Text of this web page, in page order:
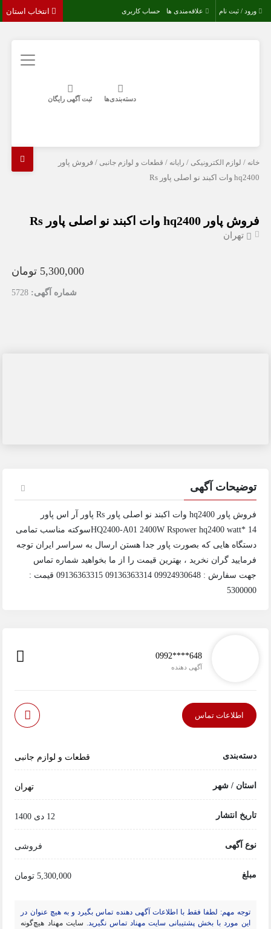
ورود / ثبت نام علاقه‌مندی ها حساب کاربری
دسته‌بندی‌ها ثبت آگهی رایگان
خانه / لوازم الکترونیکی / رایانه / قطعات و لوازم جانبی / فروش پاور
hq2400 وات اکبند نو اصلی پاور Rs
فروش پاور hq2400 وات اکبند نو اصلی پاور Rs
تهران
5,300,000 تومان
شماره آگهی: 5728
توضیحات آگهی
فروش پاور hq2400 وات اکبند نو اصلی پاور Rs پاور آر اس پاور
HQ2400-A01 2400W Rspower hq2400 watt* 14سوکته مناسب تمامی
دستگاه هایی که بصورت پاور جدا هستن ارسال به سراسر ایران توجه
فرمایید گران نخرید ، بهترین قیمت را از ما بخواهید شماره تماس
جهت سفارش : 09924930648 09136363314 09136363315 قیمت :
5300000
0992****648
آگهی دهنده
اطلاعات تماس
دسته‌بندی قطعات و لوازم جانبی
استان / شهر تهران
تاریخ انتشار 12 دی 1400
نوع آگهی فروشی
مبلغ 5,300,000 تومان
توجه مهم: لطفا فقط با اطلاعات آگهی دهنده تماس بگیرد و به هیچ عنوان در
این مورد با بخش پشتیبانی سایت مهناد تماس نگیرید. سایت مهناد هیچ‌گونه